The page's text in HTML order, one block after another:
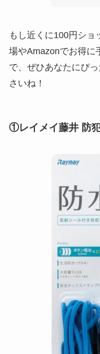
もし近くに100円シ
場やAmazonでお得に
で、ぜひあなたにぴ
さいね！
①レイメイ藤井 防